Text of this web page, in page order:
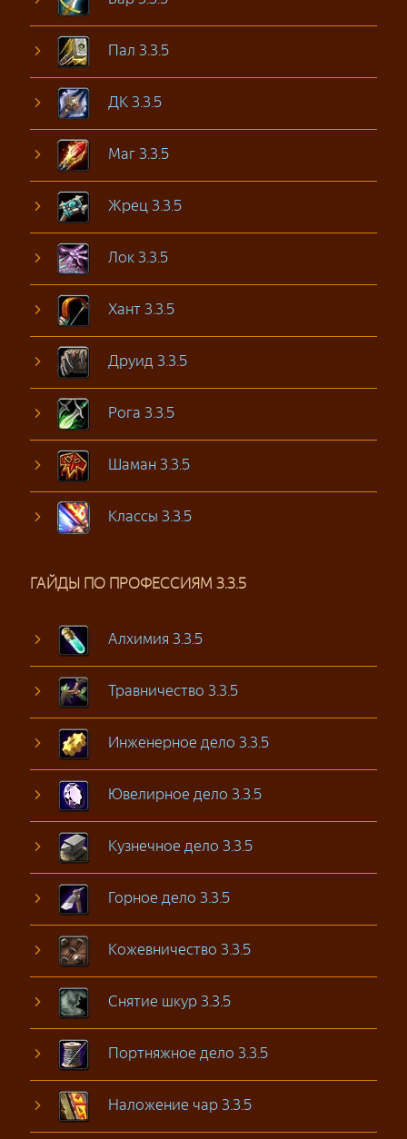
Пал 3.3.5
ДК 3.3.5
Маг 3.3.5
Жрец 3.3.5
Лок 3.3.5
Хант 3.3.5
Друид 3.3.5
Рога 3.3.5
Шаман 3.3.5
Классы 3.3.5
ГАЙДЫ ПО ПРОФЕССИЯМ 3.3.5
Алхимия 3.3.5
Травничество 3.3.5
Инженерное дело 3.3.5
Ювелирное дело 3.3.5
Кузнечное дело 3.3.5
Горное дело 3.3.5
Кожевничество 3.3.5
Снятие шкур 3.3.5
Портняжное дело 3.3.5
Наложение чар 3.3.5